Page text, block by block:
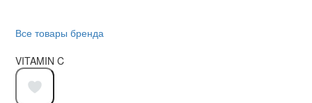
Все товары бренда
VITAMIN C